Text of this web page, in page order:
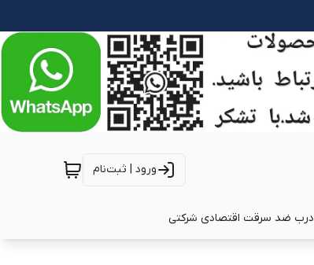
ورود | ثبت‌نام
درب ضد سرقت اقتصادی شرکتی